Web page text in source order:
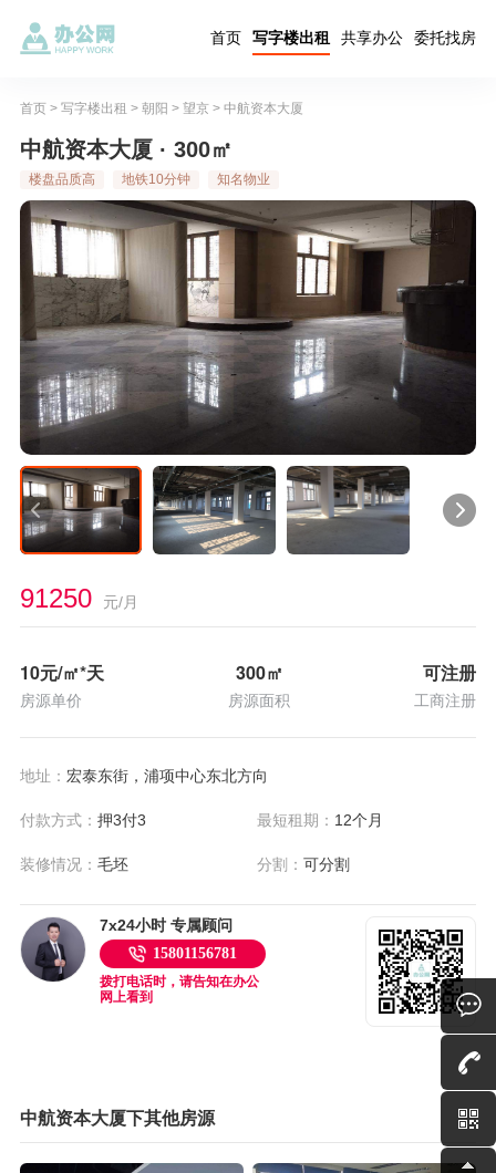
首页 写字楼出租 共享办公 委托找房
首页> 写字楼出租 > 朝阳 > 望京> 中航资本大厦
中航资本大厦 · 300㎡
楼盘品质高 地铁10分钟 知名物业
91250 元/月
10元/㎡*天
房源单价
300㎡
房源面积
可注册
工商注册
地址： 宏泰东街，浦项中心东北方向
付款方式： 押3付3 最短租期： 12个月
装修情况： 毛坯 分割：可分割
7x24小时 专属顾问
15801156781
拨打电话时，请告知在办公
网上看到
中航资本大厦下其他房源